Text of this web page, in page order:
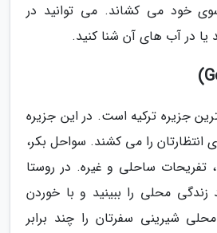
خود می کشاند. می توانید در
یا در آب های آن شنا کنید.
جزیره ترکیه است. در این جزیره
را می کشند. سواحل بکر،
تفریحات ساحلی و غیره. در روستا
محلی را ببینید و با خوردن
شیرینی سفرتان را چند برابر